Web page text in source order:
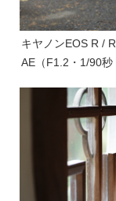
キヤノンEOS R /
AE（F1.2・1/90